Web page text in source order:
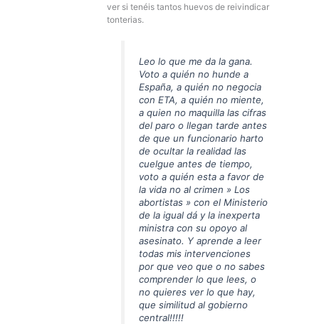
ver si tenéis tantos huevos de reivindicar
tonterias.
Leo lo que me da la gana.
Voto a quién no hunde a
España, a quién no negocia
con ETA, a quién no miente,
a quien no maquilla las cifras
del paro o llegan tarde antes
de que un funcionario harto
de ocultar la realidad las
cuelgue antes de tiempo,
voto a quién esta a favor de
la vida no al crimen » Los
abortistas » con el Ministerio
de la igual dá y la inexperta
ministra con su opoyo al
asesinato. Y aprende a leer
todas mis intervenciones
por que veo que o no sabes
comprender lo que lees, o
no quieres ver lo que hay,
que similitud al gobierno
central!!!!!